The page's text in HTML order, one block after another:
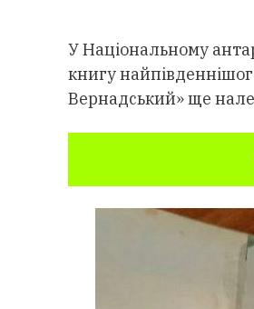
У Національному
книгу
Вернадський» ще